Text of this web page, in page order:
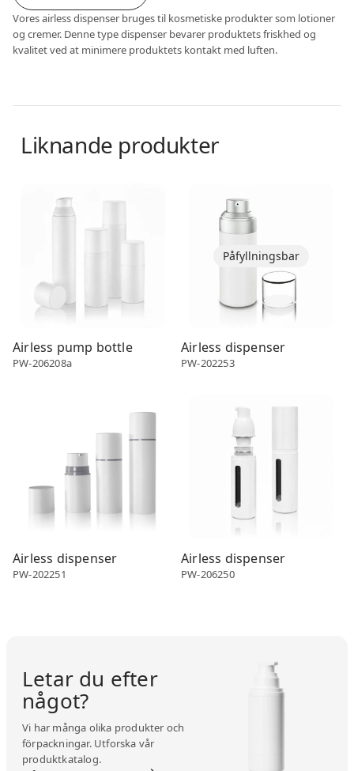
Vores airless dispenser bruges til kosmetiske produkter som lotioner
og cremer. Denne type dispenser bevarer produktets friskhed og
kvalitet ved at minimere produktets kontakt med luften.
Liknande produkter
Airless pump bottle
PW-206208a
Påfyllningsbar
Airless dispenser
PW-202253
Airless dispenser
PW-202251
Airless dispenser
PW-206250
Letar du efter
något?
Vi har många olika produkter och
förpackningar. Utforska vår
produktkatalog.